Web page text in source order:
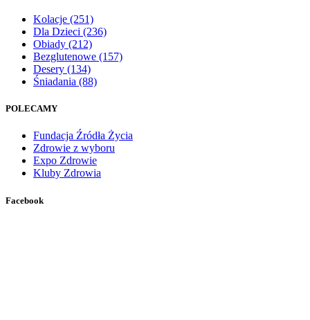
Kolacje (251)
Dla Dzieci (236)
Obiady (212)
Bezglutenowe (157)
Desery (134)
Śniadania (88)
POLECAMY
Fundacja Źródła Życia
Zdrowie z wyboru
Expo Zdrowie
Kluby Zdrowia
Facebook